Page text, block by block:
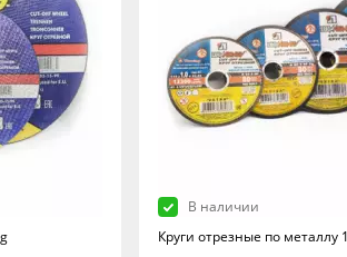
В наличии
Круги отрезные по металлу